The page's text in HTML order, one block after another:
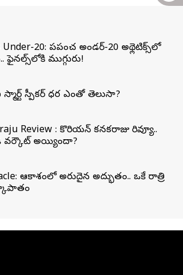
20: ప్రపంచ అండర్-20 అథ్లెటిక్స్‌లో
ముగ్గురు!
స్మార్ట్ స్పీకర్ ధర ఎంతో తెలుసా?
Review : కొరియన్ కనకరాజు రివ్యూ..
వర్కౌట్ అయ్యిందా?
ఆకాశంలో అరుదైన అద్భుతం.. ఒకే రాత్రి